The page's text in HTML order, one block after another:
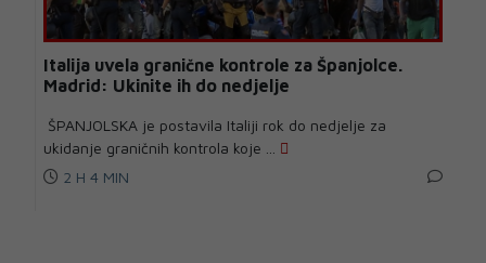
Italija uvela granične kontrole za Španjolce.
Madrid: Ukinite ih do nedjelje
ŠPANJOLSKA je postavila Italiji rok do nedjelje za
ukidanje graničnih kontrola koje ...
2 H 4 MIN